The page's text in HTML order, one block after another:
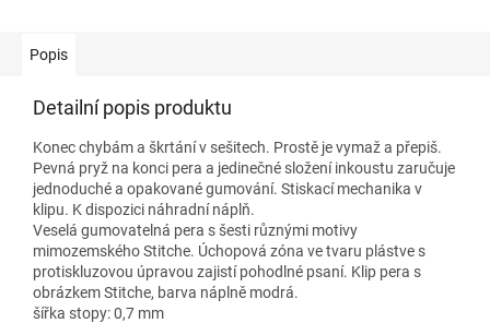
Popis
Detailní popis produktu
Konec chybám a škrtání v sešitech. Prostě je vymaž a přepiš.
Pevná pryž na konci pera a jedinečné složení inkoustu zaručuje
jednoduché a opakované gumování. Stiskací mechanika v
klipu. K dispozici náhradní náplň.
Veselá gumovatelná pera s šesti různými motivy
mimozemského Stitche. Úchopová zóna ve tvaru plástve s
protiskluzovou úpravou zajistí pohodlné psaní. Klip pera s
obrázkem Stitche, barva náplně modrá.
šířka stopy: 0,7 mm